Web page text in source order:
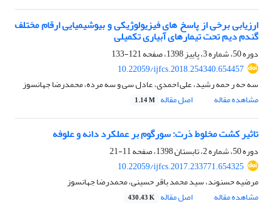
ارزیابی برخی از پاسخ های فیزیولوژیکی و بیوشیمیایی ارقام مختلف
گندم دیم تحت تیمارهای آبیاری تکمیلی
دوره 50، شماره 3، پاییز 1398، صفحه
121-133
10.22059/ijfcs.2018.254340.654457
سه حه ر حمه رشید، علی احمدی، عادل سی و سه مرده، محمدرضا جهانسوز
مشاهده مقاله
اصل مقاله 1.14 M
تاثیر کشت مخلوط ذرت: سورگوم بر عملکرد دانه و علوفه
دوره 50، شماره 2، تابستان 1398، صفحه
11-21
10.22059/ijfcs.2017.233771.654325
مرضیه حسنوند، سید محمد باقر حسینی، محمدرضا جهانسوز
مشاهده مقاله
اصل مقاله 430.43 K